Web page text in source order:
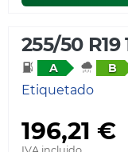
255/50 R19
A B
Etiquetado
196,21 €